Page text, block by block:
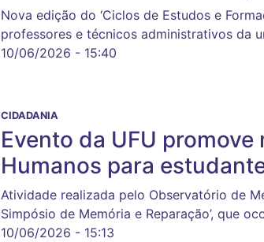
Nova edição do ‘Ciclos de Estudos e
professores e técnicos administrativos da
10/06/2026 - 15:40
CIDADANIA
Evento da UFU
Humanos para
Atividade realizada pelo Observatório de
Simpósio de Memória e Reparação’, que
10/06/2026 - 15:13